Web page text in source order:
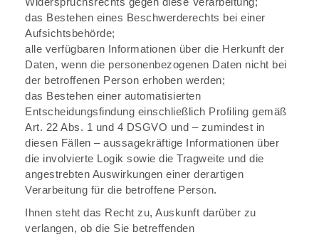
das Bestehen eines Beschwerderechts bei einer
Aufsichtsbehörde;
alle verfügbaren Informationen über die Herkunft der
Daten, wenn die personenbezogenen Daten nicht bei
der betroffenen Person erhoben werden;
das Bestehen einer automatisierten
Entscheidungsfindung einschließlich Profiling gemäß
Art. 22 Abs. 1 und 4 DSGVO und – zumindest in
diesen Fällen – aussagekräftige Informationen über
die involvierte Logik sowie die Tragweite und die
angestrebten Auswirkungen einer derartigen
Verarbeitung für die betroffene Person.
Ihnen steht das Recht zu, Auskunft darüber zu
verlangen, ob die Sie betreffenden